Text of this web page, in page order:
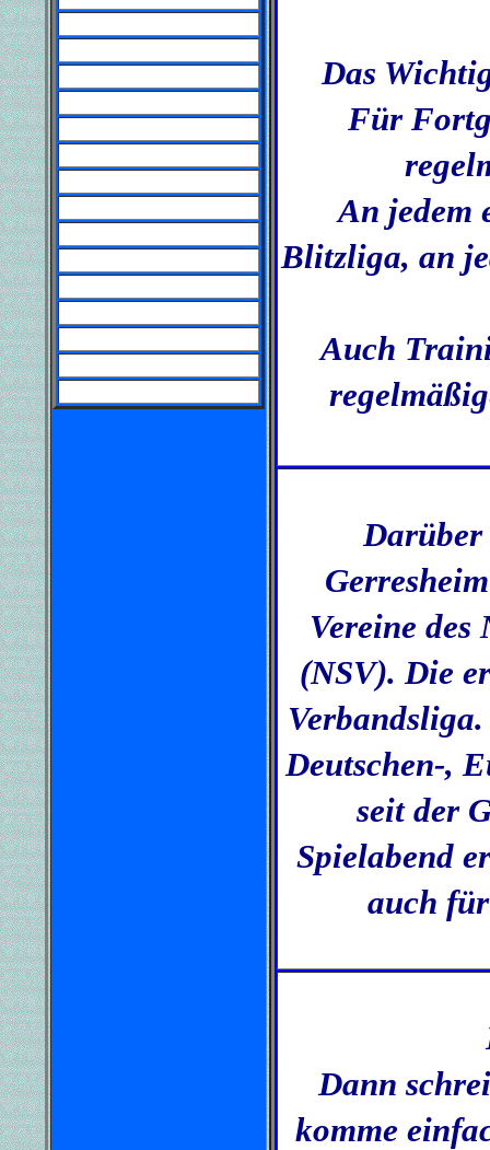
Das
Für
An jedem
Blitzliga, an
Auch
Darüber
Vereine des
(NSV). Die
Deutschen-,
seit der
Spielabend
auch
Dann
komme